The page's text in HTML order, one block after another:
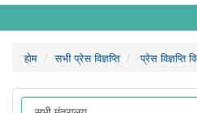
होम सभी प्रेस विज्ञप्ति प्रेस विज्ञप्ति